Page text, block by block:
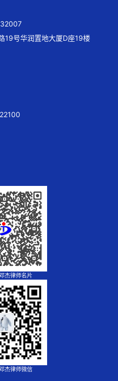
19号华润置地大厦D座19楼
杰律师名片
杰律师微信